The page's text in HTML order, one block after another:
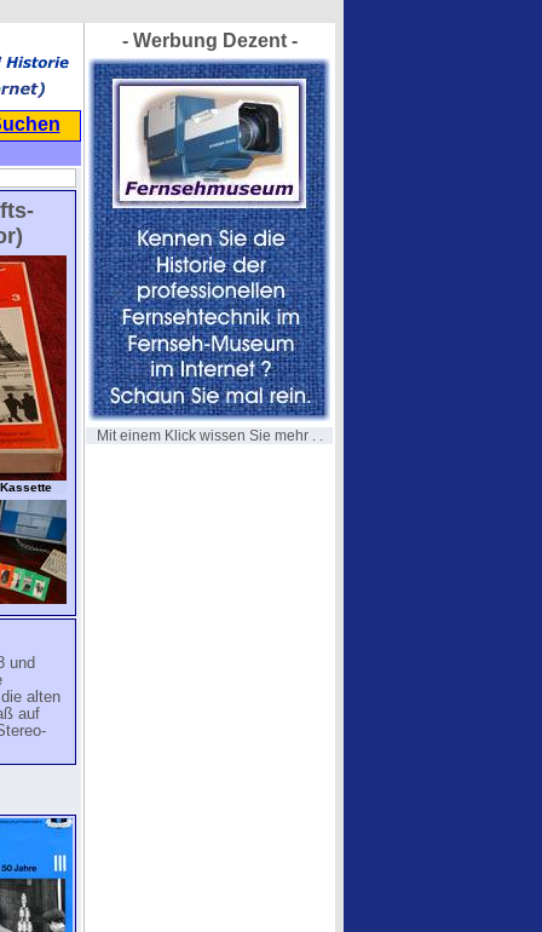
und
alten
auf
- Werbung Dezent -
Mit einem Klick wissen Sie mehr . .